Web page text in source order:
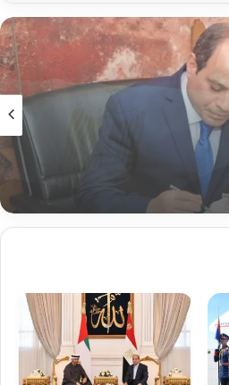
قانون إعادة تنظيم جهاز
رسميًا